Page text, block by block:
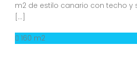
m2 de estilo canario con techo y
[…]
160 m2